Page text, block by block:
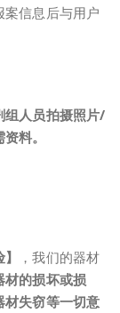
信息后与用户
组人员拍摄照片/
料。
，我们的器材
材的损坏或损
材失窃等一切意